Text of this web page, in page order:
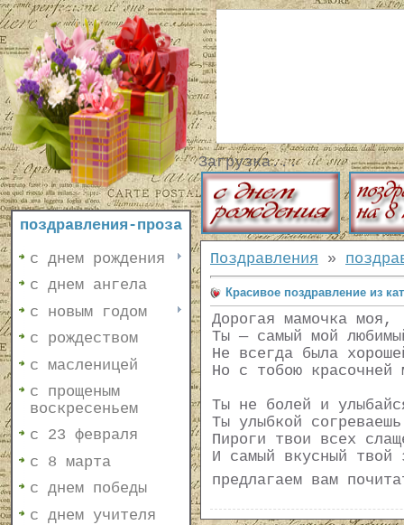
поздравления-проза
с днем рождения
с днем ангела
с новым годом
с рождеством
с масленицей
с прощеным
воскресеньем
с 23 февраля
с 8 марта
с днем победы
с днем учителя
Загрузка...
Поздравления »
Красивое поздравление из
Дорогая мамочка моя,
Ты — самый мой
Не всегда была
Но с тобою красочней
Ты не болей и
Ты улыбкой
Пироги твои всех
И самый вкусный твой
предлагаем вам